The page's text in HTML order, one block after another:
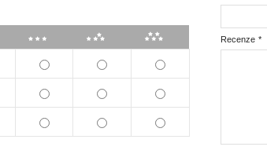
*
Recenze